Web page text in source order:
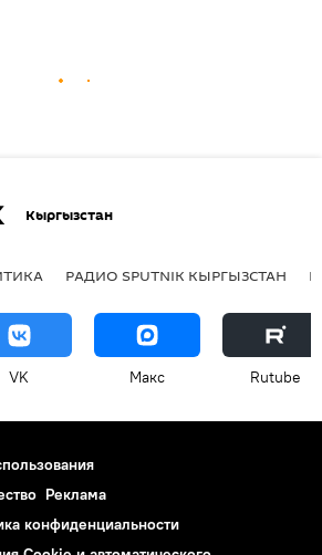
Кыргызстан
РАДИО SPUTNIK КЫРГЫЗСТАН
VK Макс Rutube
Реклама
конфиденциальности